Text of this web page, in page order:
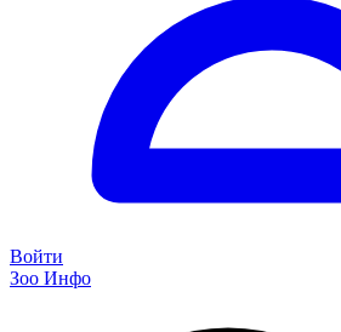
Войти
Зоо Инфо